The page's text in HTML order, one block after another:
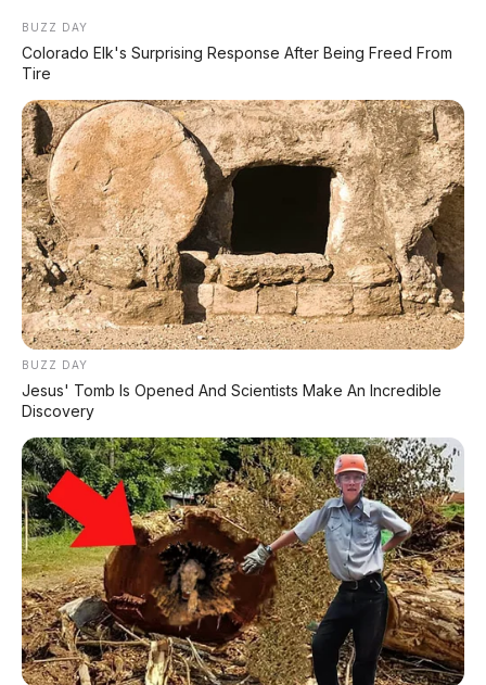
dari Toyota Yaris Cross Hybrid atau Honda HR-V.
Kecepatan tertinggi 185 km/jam.
Yang paling mengesankan adalah
hanya 4,5 liter per 100 km(WLTC). Artinya,sekitar
22 kilometer per liter– bahkan lebih irit dari Honda
Brio (sekitar 17-19 km/l) atau Toyota Agya (sekitar 18-
20 km/l).
Baterainya kecil (1,09 kWh lithium NMC) dantidak
perlu dicas dari luar. Baterai diisi sendiri saat mobil
jalan (regenerative braking) atau oleh mesin bensin.
Praktis, tanpa repot mencari colokan.
🏎️ Varian Bensin Turbo: 181 hp,
Harga Sama Murahnya
Selain HEV, GWM juga menawarkan Ora 5 dengan
mesin bensin turbo 1.5 liter tanpa hybrid.
Tenaganya
135 kW (181 hp)dengan transmisi 7-speed
DCT. Akselerasi 0-100 km/h 8,9 detik, kecepatan
tertinggi 190 km/h.
Konsumsi BBM6,4 liter per 100 km (sekitar 15,6
km/liter)– masih cukup irit untuk SUV sebesar ini.
Harganyasama dengan varian HEV, mulai 69.800
yuan.
BUZZ DAY
Colorado Elk's Surprising Response After Being Freed From
Tire
BUZZ DAY
Jesus' Tomb Is Opened And Scientists Make An Incredible
Discovery